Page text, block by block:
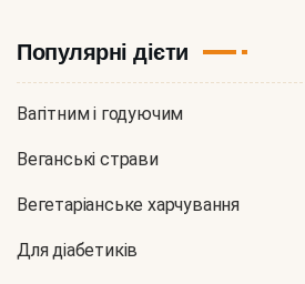
Популярні дієти
Вагітним і годуючим
Веганські страви
Вегетаріанське харчування
Для діабетиків